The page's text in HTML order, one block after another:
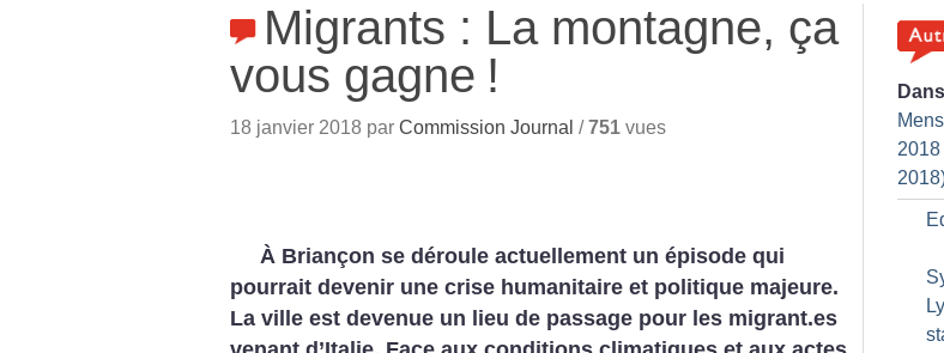
Migrants : La montagne, ça
vous gagne !
18 janvier 2018 par Commission Journal /751 vues
À Briançon se déroule actuellement un épisode qui
pourrait devenir une crise humanitaire et politique majeure.
La ville est devenue un lieu de passage pour les migrant.es
Dans
2018